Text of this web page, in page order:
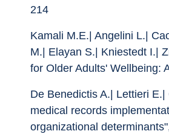
214
Kamali M.E.| Angelini L.|
M.| Elayan S.| Kniestedt I.|
for Older Adults' Wellbeing:
De Benedictis A.| Lettieri
medical records
organizational